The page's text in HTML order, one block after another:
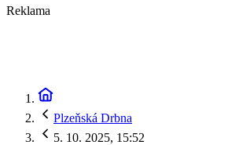
Reklama
Plzeňská Drbna
5. 10. 2025, 15:52